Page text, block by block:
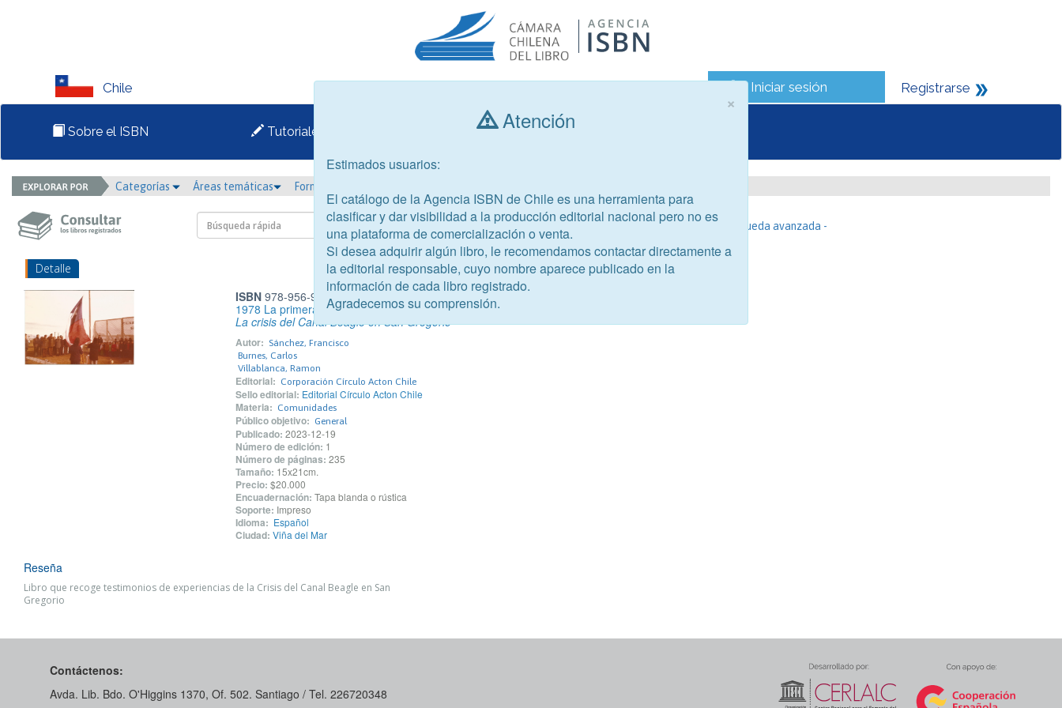
Chile Iniciar sesión Registrarse
Sobre el ISBN Tutoriales Consultar libros
Categorías Áreas temáticas Formato
- Búsqueda avanzada -
Detalle
ISBN978-956-9839-17-7
1978 La primera línea de defensa
La crisis del Canal Beagle en San Gregorio
Autor: Sánchez, Francisco
Burnes, Carlos
Villablanca, Ramon
Editorial: Corporación Círculo Acton Chile
Sello editorial: Editorial Círculo Acton Chile
Materia: Comunidades
Público objetivo: General
Publicado: 2023-12-19
Número de edición: 1
Número de páginas: 235
Tamaño: 15x21cm.
Precio: $20.000
Encuadernación: Tapa blanda o rústica
Soporte: Impreso
Idioma: Español
Ciudad: Viña del Mar
Reseña
Libro que recoge testimonios de experiencias de la Crisis del Canal Beagle en San
Gregorio
Contáctenos:
Avda. Lib. Bdo. O'Higgins 1370, Of. 502. Santiago / Tel. 226720348
×
Atención
Estimados usuarios:
El catálogo de la Agencia ISBN de Chile es una herramienta para
clasificar y dar visibilidad a la producción editorial nacional pero no es
una plataforma de comercialización o venta.
Si desea adquirir algún libro, le recomendamos contactar directamente a
la editorial responsable, cuyo nombre aparece publicado en la
información de cada libro registrado.
Agradecemos su comprensión.